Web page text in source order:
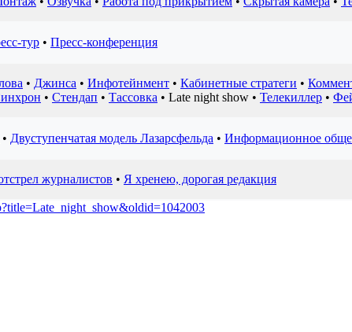
тур • Пресс-конференция
• Джинса • Инфотейнмент • Кабинетные стратеги •
• Стендап • Тассовка • Late night show • Телекиллер •
• Двуступенчатая модель Лазарсфельда • Информационное
журналистов • Я хренею, дорогая редакция